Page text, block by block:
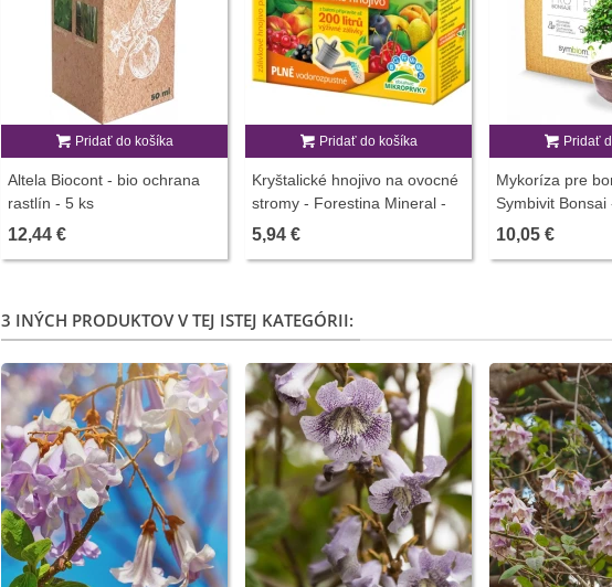
Pridať do košíka
Altela Biocont - bio ochrana
rastlín - 5 ks
12,44 €
Pridať do košíka
Kryštalické hnojivo na ovocné
stromy - Forestina Mineral -
400 g
5,94 €
Pridať
Mykoríza pre
Symbivit Bonsai
150 g
10,05 €
3 INÝCH PRODUKTOV V TEJ ISTEJ KATEGÓRII: